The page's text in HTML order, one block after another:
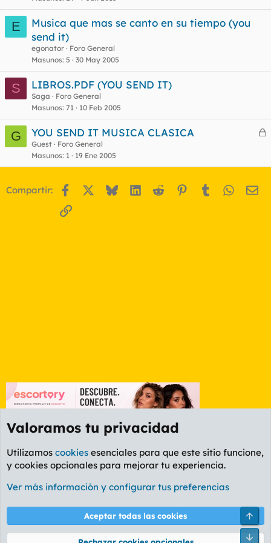
r
E
Musica que mas se canto en su tiempo (you
send it)
egonator
Foro General
Masunos 5 30 May 2005
S LIBROS.PDF (YOU SEND IT)
Saga
Foro General
Masunos 71 10 Feb 2005
G
C
r
YOU SEND IT MUSICA CLASICA
Guest
Foro General
Masunos 1 19 Ene 2005
Compartir: Facebook BlueskyLinkedIn
Reddit Pinterest
Tumblr
Enlace
Foro General
Cookies
PL OLDSTYLE AMARILLO
Términos y reglas Política de privacidad Ayuda
Valoramos tu privacidad
Utilizamos cookies esenciales para que este sitio funcione,
y cookies opcionales para mejorar tu experiencia.
Ver más información y configurar tus preferencias
Aceptar todas las cookies
Pie